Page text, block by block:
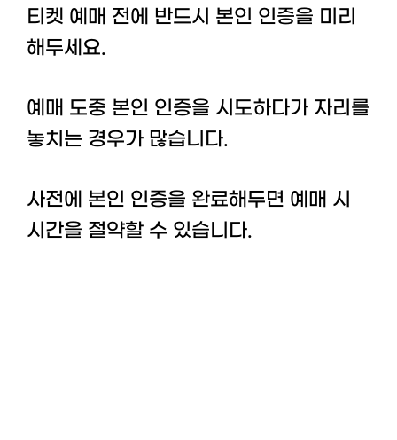
티켓 예매 전에 반드시 본인 인증을 미리
해두세요.
예매 도중 본인 인증을 시도하다가 자리를
놓치는 경우가 많습니다.
사전에 본인 인증을 완료해두면 예매 시
시간을 절약할 수 있습니다.